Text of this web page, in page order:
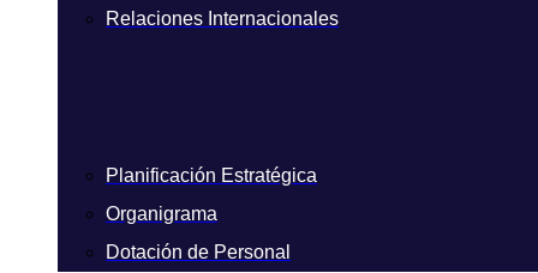
Relaciones Internacionales
Planificación Estratégica
Organigrama
Dotación de Personal